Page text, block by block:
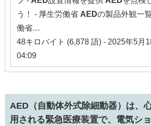
う！ - 厚生労働省 AEDの製品外観一
働省…
48キロバイト (6,878 語) - 2025年5月
04:09
AED（自動体外式除細動器）は、
用される緊急医療装置で、電気シ